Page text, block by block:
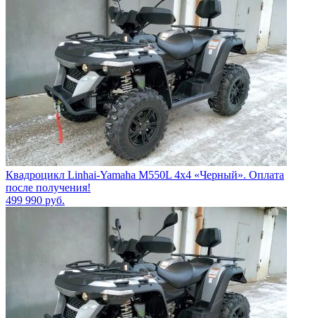
Квадроцикл Linhai-Yamaha M550L 4x4 «Черный». Оплата
после получения!
499 990 руб.